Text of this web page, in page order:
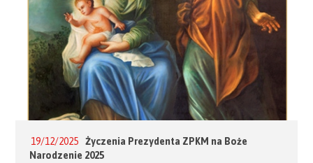
19/12/2025
Życzenia Prezydenta ZPKM na Boże
Narodzenie 2025